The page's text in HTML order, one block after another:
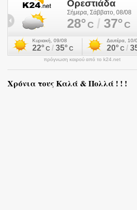
πρόγνωση καιρού από το k24.net
Χρόνια τους Καλά & Πολλά ! ! !